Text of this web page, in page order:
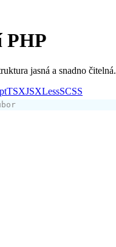
PHP
jasná a snadno čitelná.
TSXJSXLessSCSS